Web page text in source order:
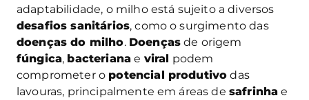
adaptabilidade, o milho está sujeito a diversos
desafios sanitários, como o surgimento das
doenças do milho. Doenças de origem
fúngica, bacteriana e viral podem
comprometer o potencial produtivo das
lavouras, principalmente em áreas de safrinha e